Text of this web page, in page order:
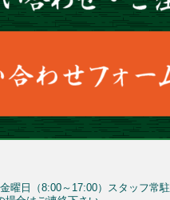
曜日（8:00～17:00）スタッフ常駐